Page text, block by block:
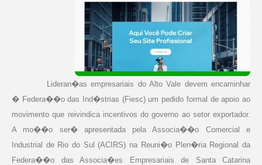
Lideran�as empresariais do Alto Vale devem encaminhar
� Federa��o das Ind�strias (Fiesc) um pedido formal de apoio ao
movimento que reivindica incentivos do governo ao setor exportador.
A mo��o ser� apresentada pela Associa��o Comercial e
Industrial de Rio do Sul (ACIRS) na Reuni�o Plen�ria Regional da
Federa��o das Associa�es Empresariais de Santa Catarina